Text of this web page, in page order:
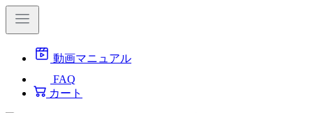
動画マニュアル
FAQ
カート